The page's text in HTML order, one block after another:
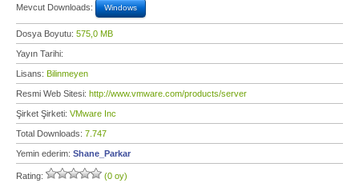
Mevcut Downloads: Windows
Dosya Boyutu: 575,0 MB
Yayın Tarihi:
Lisans: Bilinmeyen
Resmi Web Sitesi: http://www.vmware.com/products/server
Şirket Şirketi: VMware Inc
Total Downloads: 7.747
Yemin ederim: Shane_Parkar
Rating: (0 oy)